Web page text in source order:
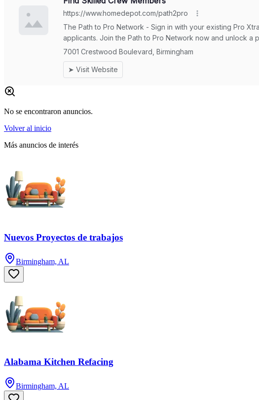
No se encontraron anuncios.
Volver al inicio
Más anuncios de interés
Nuevos Proyectos de trabajos
Birmingham, AL
Alabama Kitchen Refacing
Birmingham, AL